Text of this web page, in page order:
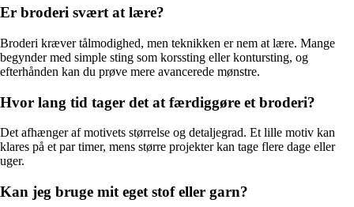
Er broderi svært at lære?
Broderi kræver tålmodighed, men teknikken er nem at lære. Mange
begynder med simple sting som korssting eller kontursting, og
efterhånden kan du prøve mere avancerede mønstre.
Hvor lang tid tager det at færdiggøre et broderi?
Det afhænger af motivets størrelse og detaljegrad. Et lille motiv kan
klares på et par timer, mens større projekter kan tage flere dage eller
uger.
Kan jeg bruge mit eget stof eller garn?